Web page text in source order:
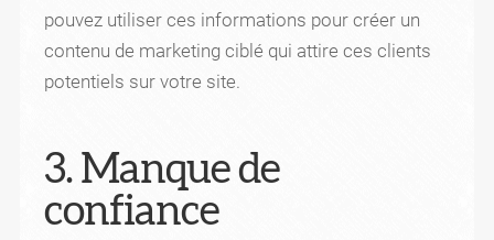
pouvez utiliser ces informations pour créer un
contenu de marketing ciblé qui attire ces clients
potentiels sur votre site.
3. Manque de
confiance